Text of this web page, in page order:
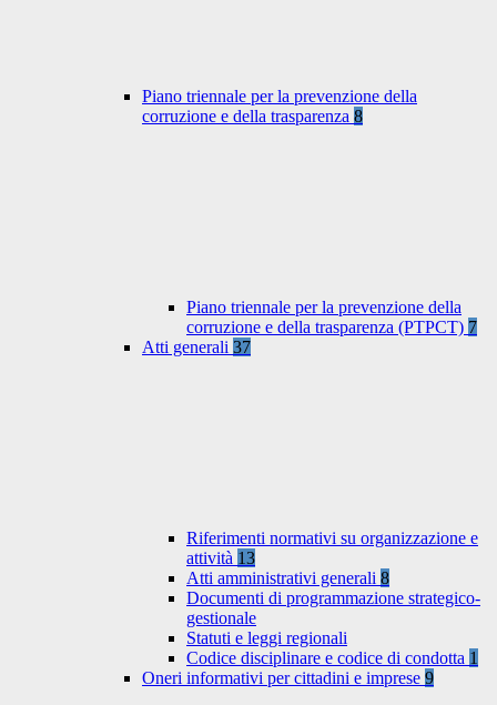
Piano triennale per la prevenzione della
corruzione e della trasparenza 8
Piano triennale per la prevenzione della
corruzione e della trasparenza (PTPCT) 7
Atti generali 37
Riferimenti normativi su organizzazione e
attività 13
Atti amministrativi generali 8
Documenti di programmazione strategico-
gestionale
Statuti e leggi regionali
Codice disciplinare e codice di condotta 1
Oneri informativi per cittadini e imprese 9